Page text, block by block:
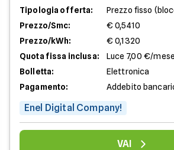
Tipologia offerta:
Prezzo fisso
Prezzo/Smc:
€ 0,5410
Prezzo/kWh:
€ 0,1320
Quota fissa inclusa:
Luce 7,00 €/
Bolletta:
Elettronica
Pagamento:
Addebito
Enel Digital Company!
VAI